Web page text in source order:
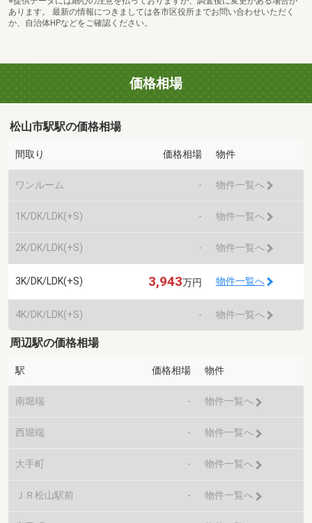
あります。 最新の情報につきましては各市区役所までお問い合わせいただく
か、自治体HPなどをご確認ください。
価格相場
松山市駅駅の価格相場
間取り 価格相場 物件
ワンルーム - 物件一覧へ
1K/DK/LDK(+S) - 物件一覧へ
2K/DK/LDK(+S) - 物件一覧へ
3K/DK/LDK(+S) 3,943万円 物件一覧へ
4K/DK/LDK(+S) - 物件一覧へ
周辺駅の価格相場
駅 価格相場 物件
南堀端 - 物件一覧へ
西堀端 - 物件一覧へ
大手町 - 物件一覧へ
ＪＲ松山駅前 - 物件一覧へ